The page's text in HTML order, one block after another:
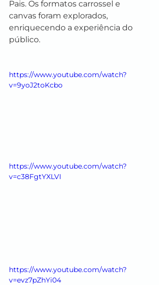
Pais. Os formatos carrossel e
canvas foram explorados,
enriquecendo a experiência do
público.
https://www.youtube.com/watch?
v=9yoJ2toKcbo
https://www.youtube.com/watch?
v=c38FgtYXLVI
https://www.youtube.com/watch?
v=evz7pZhYi04